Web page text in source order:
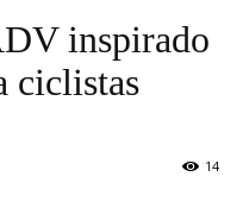
inspirado
ciclistas
14